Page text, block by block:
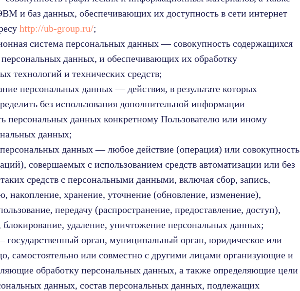
и баз данных, обеспечивающих их доступность в сети интернет
http://ub-group.ru/;
система персональных данных — совокупность содержащихся
персональных данных, и обеспечивающих их обработку
технологий и технических средств;
персональных данных — действия, в результате которых
без использования дополнительной информации
персональных данных конкретному Пользователю или иному
данных;
данных — любое действие (операция) или совокупность
совершаемых с использованием средств автоматизации или без
средств с персональными данными, включая сбор, запись,
накопление, хранение, уточнение (обновление, изменение),
передачу (распространение, предоставление, доступ),
блокирование, удаление, уничтожение персональных данных;
государственный орган, муниципальный орган, юридическое или
самостоятельно или совместно с другими лицами организующие и
обработку персональных данных, а также определяющие цели
данных, состав персональных данных, подлежащих